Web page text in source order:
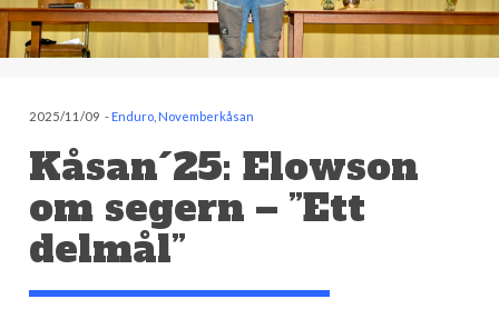
2025/11/09 -Enduro Novemberkåsan
Kåsan´25: Elowson
om segern – ”Ett
delmål”